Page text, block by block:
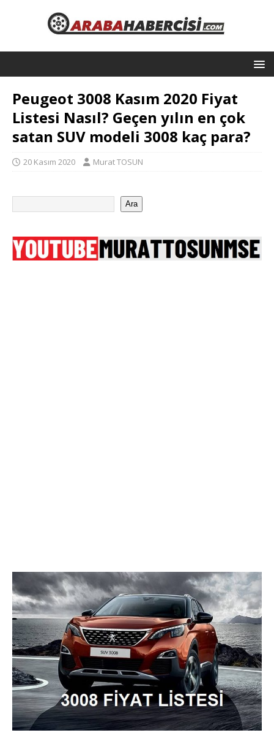
Peugeot 3008 Kasım 2020 Fiyat
Listesi Nasıl? Geçen yılın en çok
satan SUV modeli 3008 kaç para?
20 Kasım 2020 Murat TOSUN
Ara